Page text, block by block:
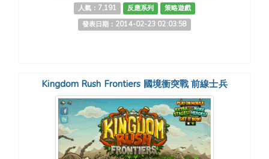
人氣：7,191 反應系列
策略遊戲
發表日期：2014-02-23 02:03:58
Kingdom Rush Frontiers 國境衝突戰 前線士兵